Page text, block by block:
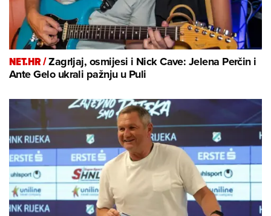
NET.HR /Zagrljaj, osmijesi i Nick Cave: Jelena Perčin i
Ante Gelo ukrali pažnju u Puli